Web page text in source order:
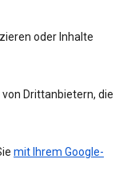
oder Inhalte
Drittanbietern, die
mit Ihrem Google-